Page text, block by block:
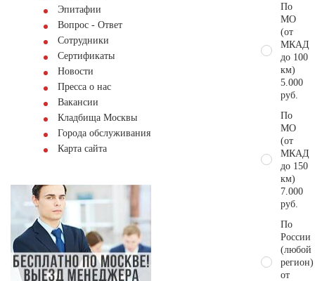
Эпитафии
Вопрос - Ответ
Сотрудники
Сертификаты
Новости
Пресса о нас
Вакансии
Кладбища Москвы
Города обслуживания
Карта сайта
По
МО
(от
МКАД
до 100
км)
5.000
руб.
По
МО
(от
МКАД
до 150
км)
7.000
руб.
По
России
(любой
регион)
от